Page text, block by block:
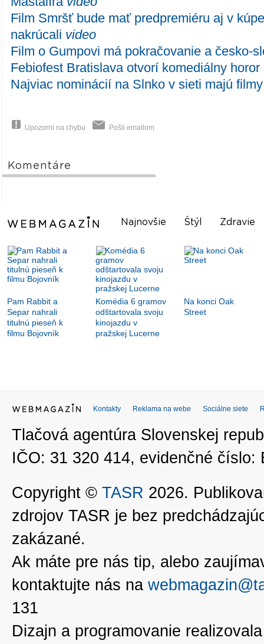
Film Smršť bude mať predpremiéru aj v
nakrúcali video
Film o Gumpovi má pokračovanie a česko-
Febiofest Bratislava otvorí komediálny
Najviac nominácií na Slnko v sieti majú
Upozorni na chybu Pošli emailom
Komentáre
Najnovšie Štýl Zdravie
Pam Rabbit a
Separ nahrali
titulnú pieseň k
filmu Bojovník
Komédia 6 gramov
odštartovala svoju
kinojazdu v
pražskej Lucerne
Na konci Oak
Street
Kontakty Reklama na webe Sociálne siete
Tlačová agentúra Slovenskej
IČO: 31 320 414, evidenčné číslo:
Copyright © TASR 2026.
zdrojov TASR je bez
zakázané.
Ak máte pre nás tip, alebo
kontaktujte nás na
131
Dizajn a programovanie